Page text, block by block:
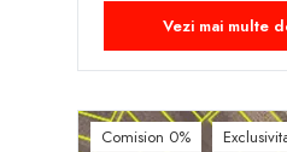
Vezi mai multe
Comision 0%